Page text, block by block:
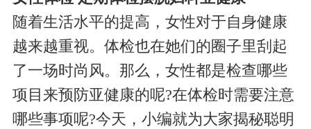
随着生活水平的提高，女性对于自身健康
越来越重视。体检也在她们的圈子里刮起
了一场时尚风。那么，女性都是检查哪些
项目来预防亚健康的呢?在体检时需要注意
哪些事项呢?今天，小编就为大家揭秘聪明